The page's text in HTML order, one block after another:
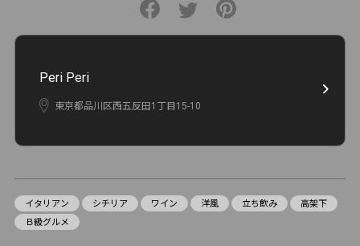
Peri Peri
東京都品川区西五反田1丁目15-10
イタリアン シチリア ワイン 洋風 立ち飲み
高架下
Ｂ級グルメ